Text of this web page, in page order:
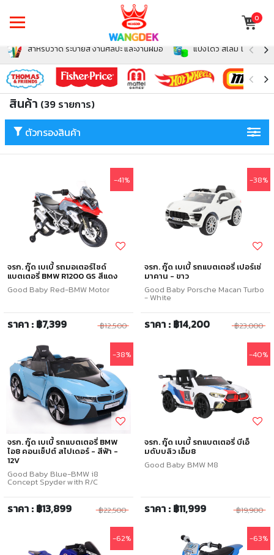
0
สำหรับวาด ระบายสี งานศิลปะ และงานฝีมือ แป้งโดว์ สไลม์ โฟม สำห
สินค้า (39 รายการ)
ตัวกรองสินค้า
-41%
จรก. กู๊ด เบเบี้ รถมอเตอร์ไซด์
แบตเตอรี่ BMW R1200 GS สีแดง
Good Baby Red-BMW Motor
ราคา : ฿7,399 ฿12,500
-38%
จรก. กู๊ด เบเบี้ รถแบตเตอรี่ เปอร์เช่
มาคาน - ขาว
Good Baby Porsche Macan Turbo
- White
ราคา : ฿14,200 ฿23,000
-38%
จรก. กู๊ด เบเบี้ รถแบตเตอรี่ BMW
ไอ8 คอนเซ็ปต์ สไปเดอร์ - สีฟ้า -
12V
Good Baby Blue-BMW i8
Concept Spyder with R/C
ราคา : ฿13,899 ฿22,500
-40%
จรก. กู๊ด เบเบี้ รถแบตเตอรี่ บีเอ็
มดับบลิว เอ็ม8
Good Baby BMW M8
ราคา : ฿11,999 ฿19,900
-62% -63%